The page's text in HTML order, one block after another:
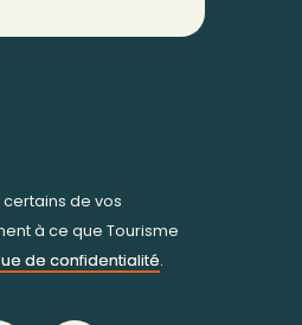
de vos
à ce que Tourisme
de confidentialité.